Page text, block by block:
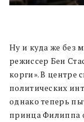
Ну и куда же без
режиссер Бен
корги». В центре
политических
однако теперь
принца Филиппа